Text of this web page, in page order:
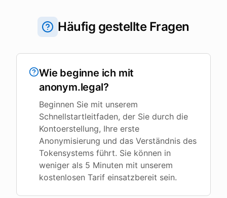
Häufig gestellte Fragen
Wie beginne ich mit
anonym.legal?
Beginnen Sie mit unserem
Schnellstartleitfaden, der Sie durch die
Kontoerstellung, Ihre erste
Anonymisierung und das Verständnis des
Tokensystems führt. Sie können in
weniger als 5 Minuten mit unserem
kostenlosen Tarif einsatzbereit sein.